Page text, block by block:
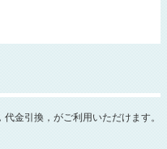
金引換，がご利用いただけます。